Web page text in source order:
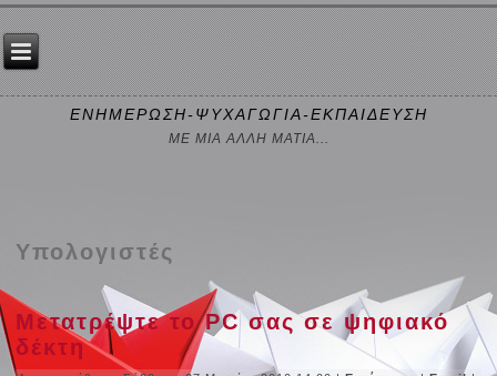
ΕΝΗΜΕΡΩΣΗ-ΨΥΧΑΓΩΓΙΑ-ΕΚΠΑΙΔΕΥΣΗ
ΜΕ ΜΙΑ ΑΛΛΗ ΜΑΤΙΑ...
Υπολογιστές
Μετατρέψτε το PC σας σε ψηφιακό
δέκτη